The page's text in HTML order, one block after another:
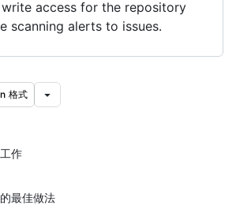
access for the repository
scanning alerts to issues.
格式
作
最佳做法